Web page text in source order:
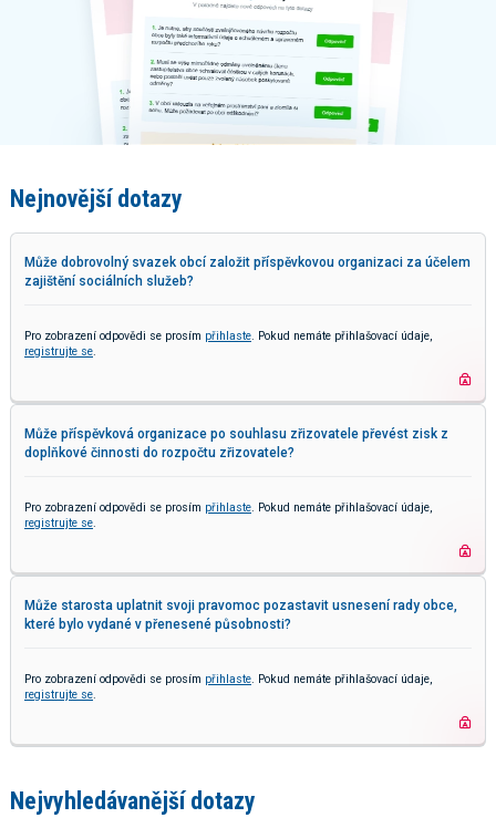
Nejnovější dotazy
Může dobrovolný svazek obcí založit příspěvkovou organizaci za účelem
zajištění sociálních služeb?
Pro zobrazení odpovědi se prosím přihlaste . Pokud nemáte přihlašovací údaje,
registrujte se
Může příspěvková organizace po souhlasu zřizovatele převést zisk z
doplňkové činnosti do rozpočtu zřizovatele?
Pro zobrazení odpovědi se prosím přihlaste . Pokud nemáte přihlašovací údaje,
registrujte se
Může starosta uplatnit svoji pravomoc pozastavit usnesení rady obce,
které bylo vydané v přenesené působnosti?
Pro zobrazení odpovědi se prosím přihlaste . Pokud nemáte přihlašovací údaje,
registrujte se
Nejvyhledávanější dotazy